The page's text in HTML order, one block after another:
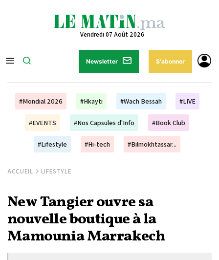
Vendredi 07 Août 2026
Newsletter S'abonner
#Mondial 2026 #Hkayti #Wach Bessah #LIVE
#EVENTS #Nos Capsules d'Info #Book Club
#Lifestyle #Hi-tech #Bilmokhtassar...
ACCUEIL LIFESTYLE
New Tangier ouvre sa
nouvelle boutique à la
Mamounia Marrakech